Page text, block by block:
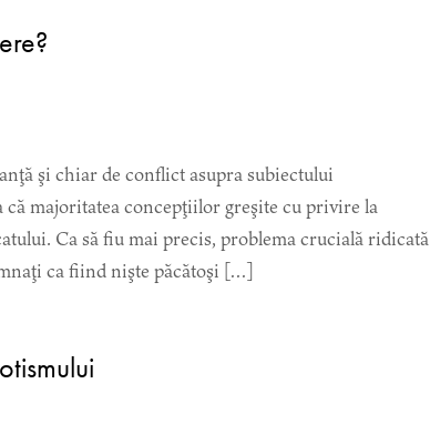
şi chiar de conflict asupra subiectului
majoritatea concepţiilor greşite cu privire la
Ca să fiu mai precis, problema crucială ridicată
ca fiind nişte păcătoşi […]